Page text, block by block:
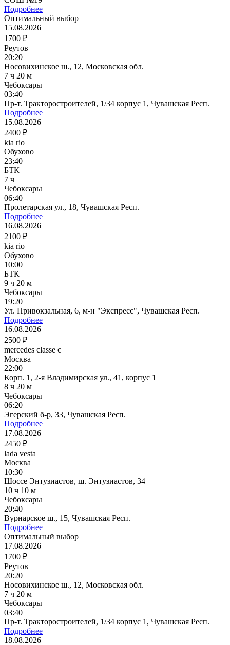
Подробнее
Оптимальный выбор
15.08.2026
1700 ₽
Реутов
20:20
Носовихинское ш., 12, Московская обл.
7 ч 20 м
Чебоксары
03:40
Пр-т. Тракторостроителей, 1/34 корпус 1, Чувашская Респ.
Подробнее
15.08.2026
2400 ₽
kia rio
Обухово
23:40
БТК
7 ч
Чебоксары
06:40
Пролетарская ул., 18, Чувашская Респ.
Подробнее
16.08.2026
2100 ₽
kia rio
Обухово
10:00
БТК
9 ч 20 м
Чебоксары
19:20
Ул. Привокзальная, 6, м-н "Экспресс", Чувашская Респ.
Подробнее
16.08.2026
2500 ₽
mercedes classe c
Москва
22:00
Корп. 1, 2-я Владимирская ул., 41, корпус 1
8 ч 20 м
Чебоксары
06:20
Эгерский б-р, 33, Чувашская Респ.
Подробнее
17.08.2026
2450 ₽
lada vesta
Москва
10:30
Шоссе Энтузиастов, ш. Энтузиастов, 34
10 ч 10 м
Чебоксары
20:40
Вурнарское ш., 15, Чувашская Респ.
Подробнее
Оптимальный выбор
17.08.2026
1700 ₽
Реутов
20:20
Носовихинское ш., 12, Московская обл.
7 ч 20 м
Чебоксары
03:40
Пр-т. Тракторостроителей, 1/34 корпус 1, Чувашская Респ.
Подробнее
18.08.2026